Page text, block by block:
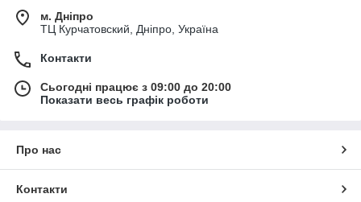
м. Дніпро
ТЦ Курчатовский, Дніпро, Україна
Контакти
Сьогодні працює з 09:00 до 20:00
Показати весь графік роботи
Про нас
Контакти